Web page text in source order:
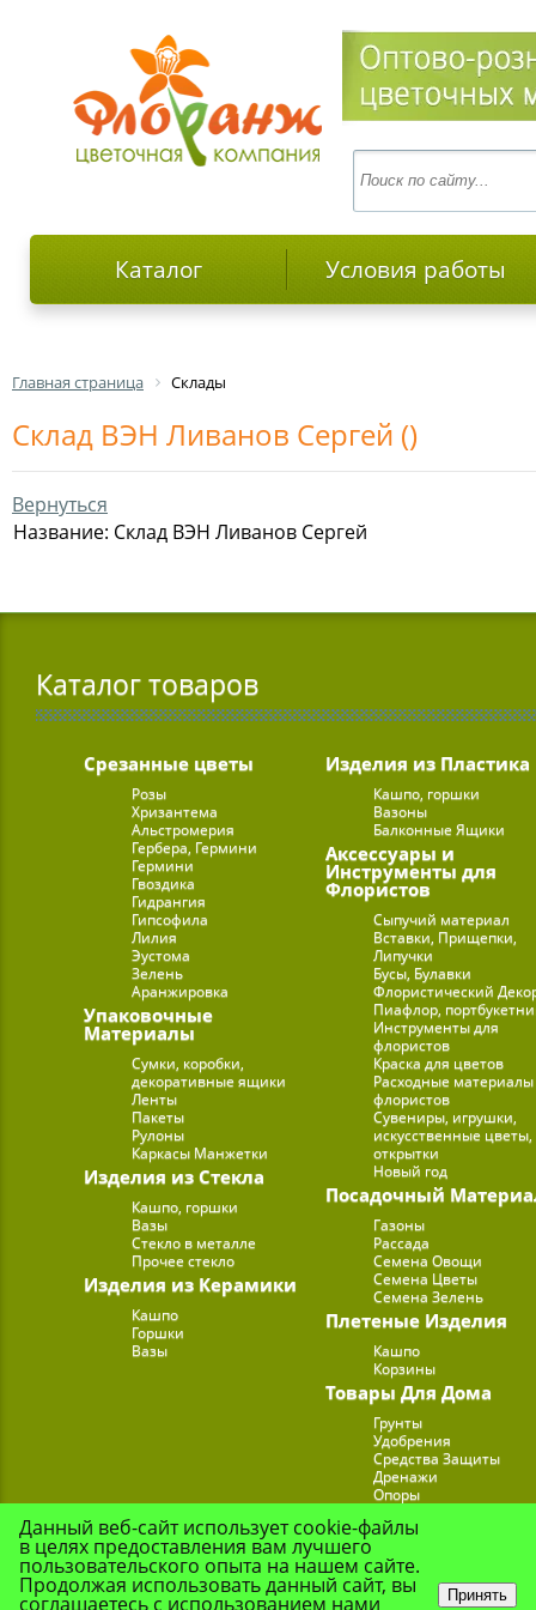
Каталог Условия работы
Главная страница Склады
Склад ВЭН Ливанов Сергей ()
Вернуться
Название: Склад ВЭН Ливанов Сергей
Каталог товаров
Срезанные цветы
Розы
Хризантема
Альстромерия
Гербера, Гермини
Гермини
Гвоздика
Гидрангия
Гипсофила
Лилия
Эустома
Зелень
Аранжировка
Упаковочные
Материалы
Сумки, коробки,
декоративные ящики
Ленты
Пакеты
Рулоны
Каркасы Манжетки
Изделия из Стекла
Кашпо, горшки
Вазы
Стекло в металле
Прочее стекло
Изделия из Керамики
Кашпо
Горшки
Вазы
Изделия из Пластика
Кашпо, горшки
Вазоны
Балконные Ящики
Аксессуары и
Инструменты для
Флористов
Сыпучий материал
Вставки, Прищепки,
Липучки
Бусы, Булавки
Флористический
Пиафлор,
Инструменты для
флористов
Краска для цветов
Расходные
флористов
Сувениры, игрушки,
искусственные цветы,
открытки
Новый год
Посадочный
Газоны
Рассада
Семена Овощи
Семена Цветы
Семена Зелень
Плетеные Изделия
Кашпо
Корзины
Товары Для Дома
Грунты
Удобрения
Средства Защиты
Дренажи
Опоры
Подставки для Цветов
Данный веб-сайт использует cookie-файлы
в целях предоставления вам лучшего
пользовательского опыта на нашем сайте.
Продолжая использовать данный сайт, вы
соглашаетесь с использованием нами Принять